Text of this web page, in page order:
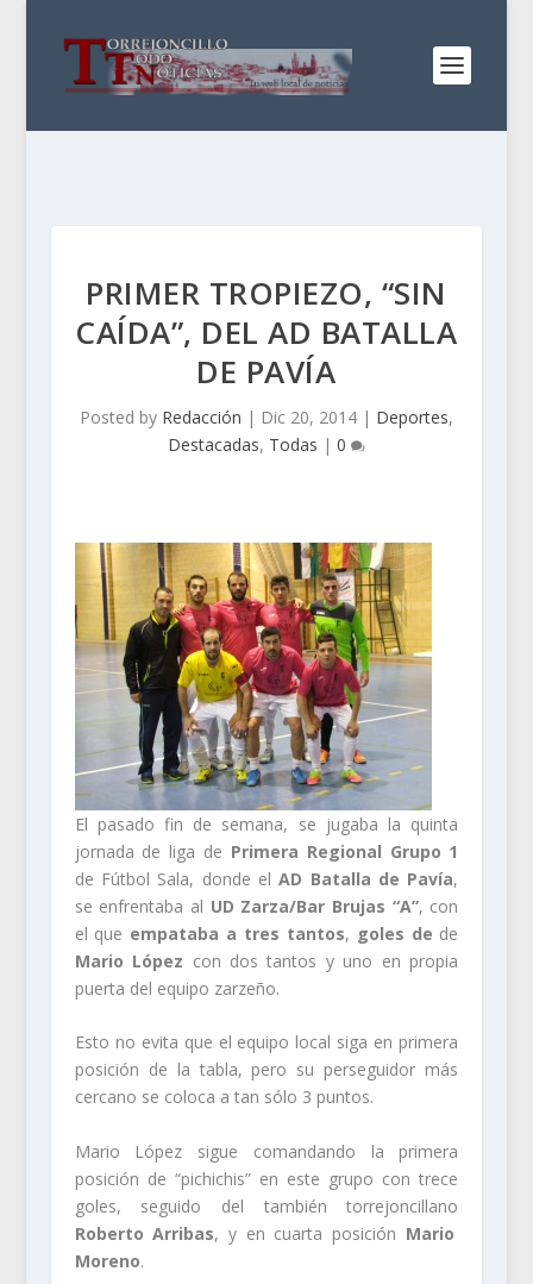
PRIMER TROPIEZO, “SIN
CAÍDA”, DEL AD BATALLA
DE PAVÍA
Posted by Redacción | Dic 20, 2014| Deportes,
Destacadas, Todas | 0
El pasado fin de semana, se jugaba la quinta
jornada de liga de Primera Regional Grupo 1
de Fútbol Sala, donde elAD Batalla de Pavía,
se enfrentaba al UD Zarza/Bar Brujas “A”, con
el que empataba a tres tantos, goles de de
Mario López con dos tantos y uno en propia
puerta del equipo zarzeño.
Esto no evita que el equipo local siga en primera
posición de la tabla, pero su perseguidor más
cercano se coloca a tan sólo 3 puntos.
Mario López sigue comandando la primera
posición de “pichichis” en este grupo con trece
goles, seguido del también torrejoncillano
Roberto Arribas, y en cuarta posición Mario
Moreno.